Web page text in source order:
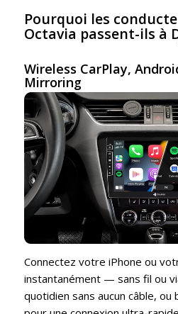
Pourquoi les
Octavia passent-ils à
Wireless CarPlay,
Mirroring
Connectez votre iPhone ou
instantanément — sans fil ou
quotidien sans aucun câble,